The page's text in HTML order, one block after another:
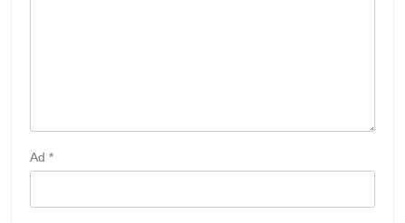
Ad *